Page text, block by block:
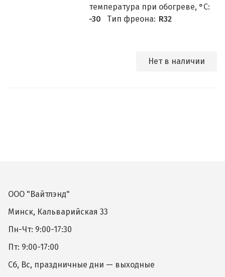
температура при обогреве, °C:
-30
Тип фреона: R32
Нет в наличии
ООО "Вайтлэнд"
Минск, Кальварийская 33
Пн-Чт: 9:00-17:30
Пт: 9:00-17:00
Сб, Вс, праздничные дни — выходные